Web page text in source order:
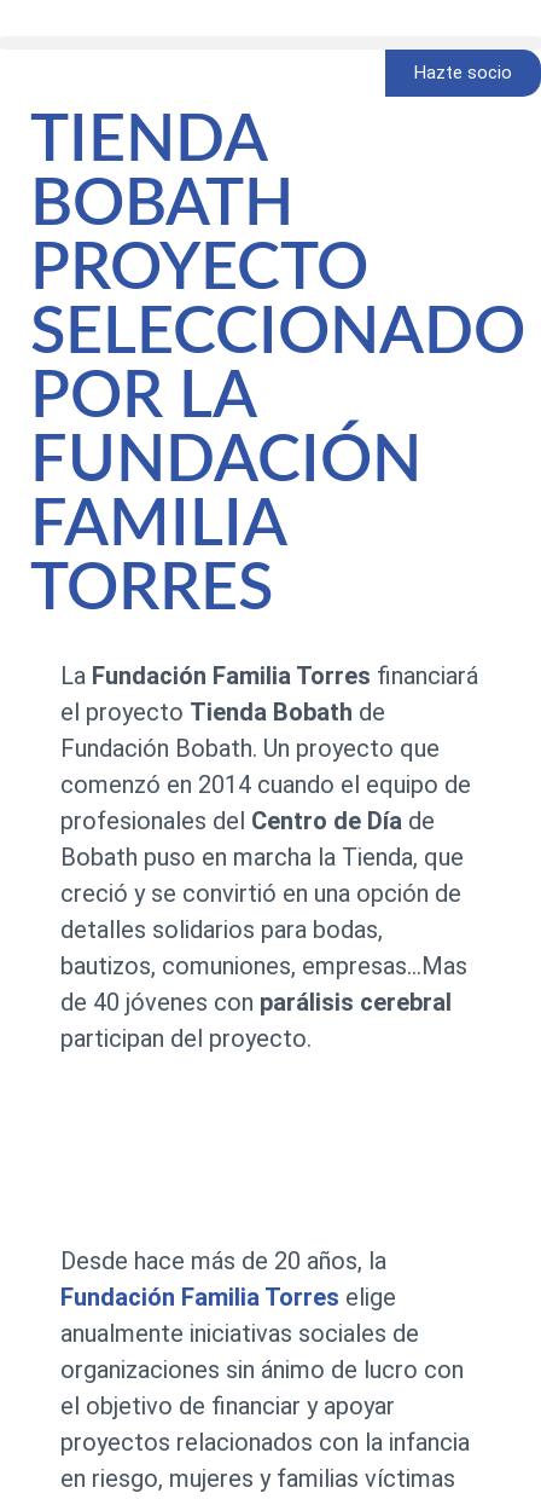
Hazte socio
TIENDA
BOBATH
PROYECTO
SELECCIONADO
POR LA
FUNDACIÓN
FAMILIA
TORRES
La Fundación Familia Torres financiará
el proyecto Tienda Bobath de
Fundación Bobath. Un proyecto que
comenzó en 2014 cuando el equipo de
profesionales del Centro de Día de
Bobath puso en marcha la Tienda, que
creció y se convirtió en una opción de
detalles solidarios para bodas,
bautizos, comuniones, empresas…Mas
de 40 jóvenes con parálisis cerebral
participan del proyecto.
Desde hace más de 20 años, la
Fundación Familia Torres elige
anualmente iniciativas sociales de
organizaciones sin ánimo de lucro con
el objetivo de financiar y apoyar
proyectos relacionados con la infancia
en riesgo, mujeres y familias víctimas